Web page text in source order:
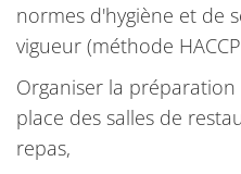
normes d'hygiène et de
vigueur (méthode
Organiser la préparation
place des salles de
repas,